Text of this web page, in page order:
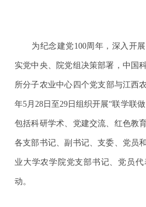
为纪念建党100周年，深入开
实党中央、院党组决策部署，中国
所分子农业中心四个党支部与江西
年5 月 28 日至 29 日组织开展“联学联
包括科研学术、党建交流、红色教
各支部书记、副书记、支委、党员
业大学农学院党支部书记、党员代
动。